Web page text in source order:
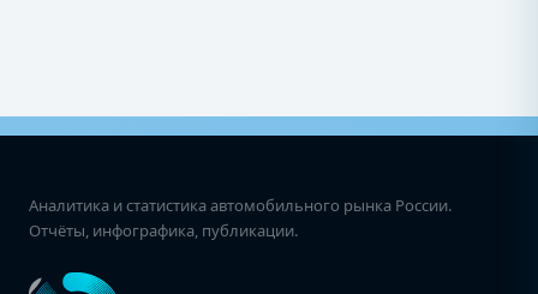
Аналитика и статистика автомобильного рынка России.
Отчёты, инфографика, публикации.